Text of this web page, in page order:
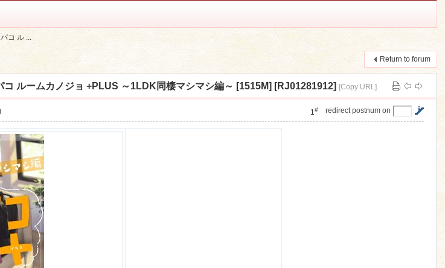
コ ル ...
Return to forum
ルームカノジョ +PLUS ～1LDK同棲マシマシ編～ [1515M] [RJ01281912] [Copy URL]
redirect postnum on
1#